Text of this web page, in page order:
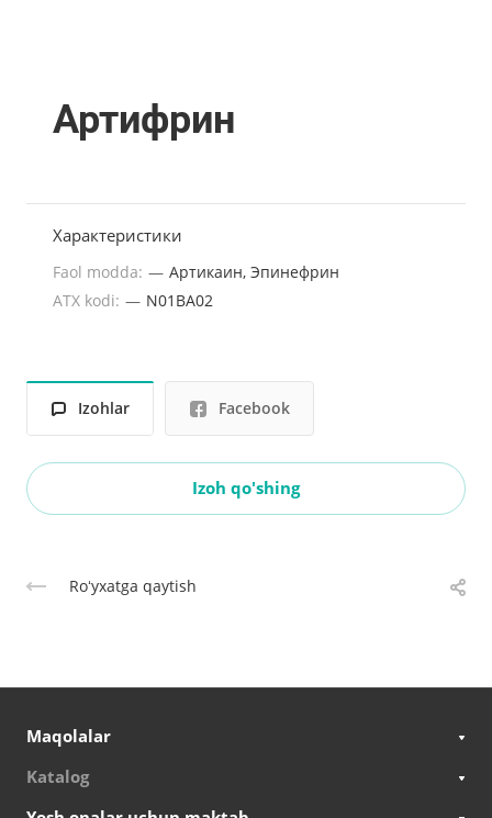
Артифрин
Характеристики
Faol modda: — Артикаин, Эпинефрин
ATX kodi: — N01BA02
Izohlar Facebook
Izoh qo'shing
Roʻyxatga qaytish
Maqolalar
Katalog